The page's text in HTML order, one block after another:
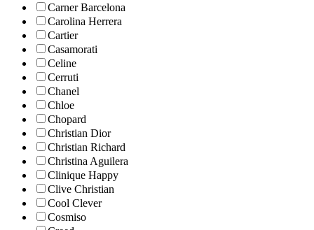
Carner Barcelona
Carolina Herrera
Cartier
Casamorati
Celine
Cerruti
Chanel
Chloe
Chopard
Christian Dior
Christian Richard
Christina Aguilera
Clinique Happy
Clive Christian
Cool Clever
Cosmiso